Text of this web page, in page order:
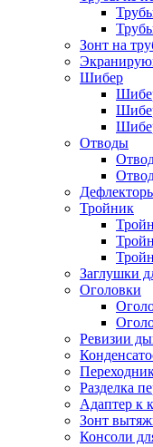
Зонт на
Шибер
Отводы
Тройник
Заглушки
Оголовки
Ревизии
Разделка
Адаптер к
Зонт
Консоли